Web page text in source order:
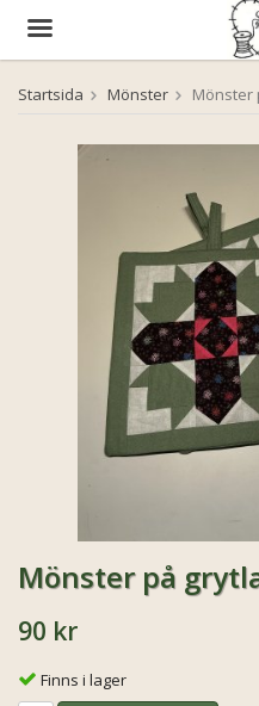
Produkten har
Startsida Mönster Mönster
Mönster på
90 kr
Finns i lager